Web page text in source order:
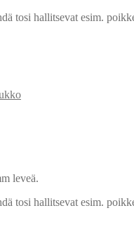
tosi hallitsevat esim.
leveä.
tosi hallitsevat esim.